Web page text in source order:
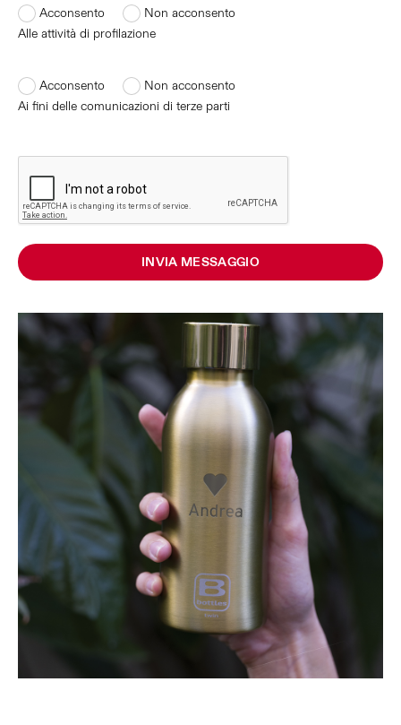
Acconsento
Non acconsento
Alle attività di profilazione
Acconsento
Non acconsento
Ai fini delle comunicazioni di terze parti
INVIA MESSAGGIO